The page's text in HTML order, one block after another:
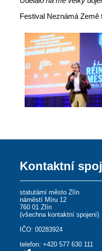
Festival Neznámá
Kontaktní
statutární město Zlín
náměstí Míru 12
760 01 Zlín
(všechna kontaktní spojení)
IČO: 00283924
telefon:+420 577 630 111